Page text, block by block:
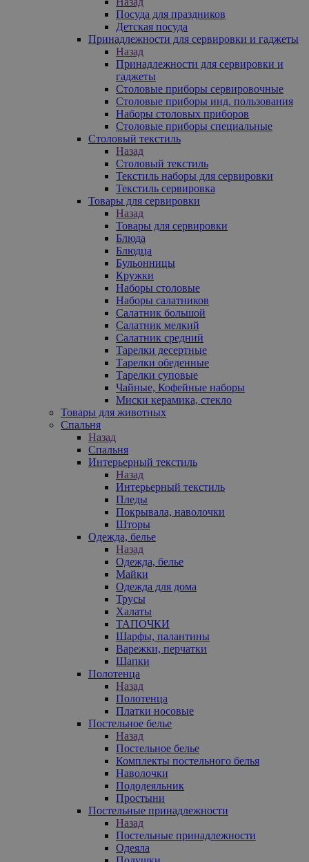
Посуда для праздников
Детская посуда
Принадлежности для сервировки и гаджеты
Назад
Принадлежности для сервировки и
гаджеты
Столовые приборы сервировочные
Столовые приборы инд. пользования
Наборы столовых приборов
Столовые приборы специальные
Столовый текстиль
Назад
Столовый текстиль
Текстиль наборы для сервировки
Текстиль сервировка
Товары для сервировки
Назад
Товары для сервировки
Блюда
Блюдца
Бульонницы
Кружки
Наборы столовые
Наборы салатников
Салатник большой
Салатник мелкий
Салатник средний
Тарелки десертные
Тарелки обеденные
Тарелки суповые
Чайные, Кофейные наборы
Миски керамика, стекло
Товары для животных
Спальня
Назад
Спальня
Интерьерный текстиль
Назад
Интерьерный текстиль
Пледы
Покрывала, наволочки
Шторы
Одежда, белье
Назад
Одежда, белье
Майки
Одежда для дома
Трусы
Халаты
ТАПОЧКИ
Шарфы, палантины
Варежки, перчатки
Шапки
Полотенца
Назад
Полотенца
Платки носовые
Постельное белье
Назад
Постельное белье
Комплекты постельного белья
Наволочки
Пододеяльник
Простыни
Постельные принадлежности
Назад
Постельные принадлежности
Одеяла